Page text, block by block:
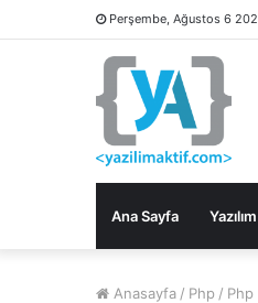
Perşembe, Ağustos 6
Ana Sayfa Yazılım
Anasayfa / Php /